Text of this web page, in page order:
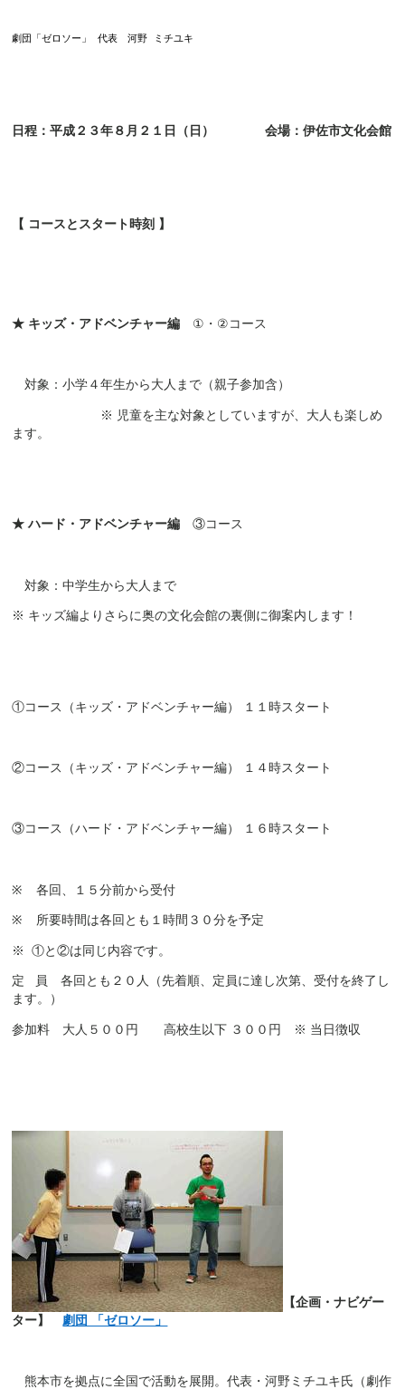
劇団「ゼロソー」 代表 河野 ミチユキ
日程：平成２３年８月２１日（日） 会場：伊佐市文化会館
【 コースとスタート時刻 】
★ キッズ・アドベンチャー編 ①・②コース
対象：小学４年生から大人まで（親子参加含）
※ 児童を主な対象としていますが、大人も楽しめ
ます。
★ ハード・アドベンチャー編 ③コース
対象：中学生から大人まで
※ キッズ編よりさらに奥の文化会館の裏側に御案内します！
①コース（キッズ・アドベンチャー編） １１時スタート
②コース（キッズ・アドベンチャー編） １４時スタート
③コース（ハード・アドベンチャー編） １６時スタート
※ 各回、１５分前から受付
※ 所要時間は各回とも１時間３０分を予定
※ ①と②は同じ内容です。
定 員 各回とも２０人（先着順、定員に達し次第、受付を終了し
ます。）
参加料 大人５００円 高校生以下 ３００円 ※ 当日徴収
【企画・ナビゲー
ター】
劇団 「ゼロソー」
熊本市を拠点に全国で活動を展開。代表・河野ミチユキ氏（劇作